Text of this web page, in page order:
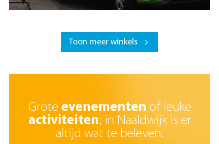
Toon meer winkels
Grote evenementen of leuke
activiteiten; in Naaldwijk is er
altijd wat te beleven.